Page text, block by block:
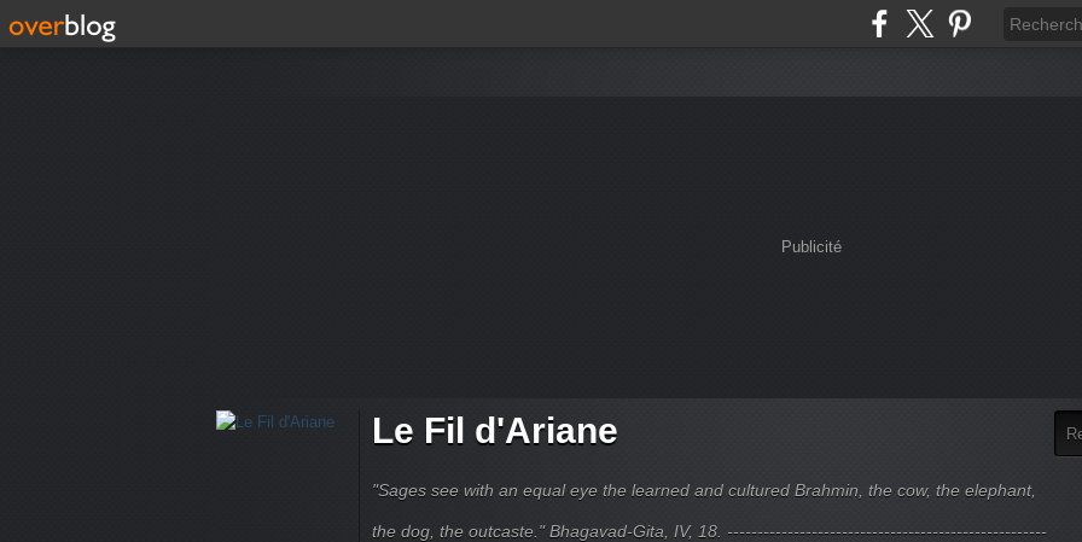
Publicité
Le Fil d'Ariane
"Sages see with an equal eye the learned and cultured Brahmin, the cow, the elephant,
the dog, the outcaste." Bhagavad-Gita, IV, 18. -----------------------------------------------------